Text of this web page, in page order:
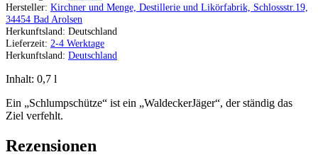
Hersteller: Kirchner und Menge, Destillerie und Likörfabrik, Schlossstr.19,
34454 Bad Arolsen
Herkunftsland: Deutschland
Lieferzeit: 2-4 Werktage
Herkunftsland: Deutschland
Inhalt: 0,7 l
Ein „Schlumpschütze“ ist ein „WaldeckerJäger“, der ständig das
Ziel verfehlt.
Rezensionen